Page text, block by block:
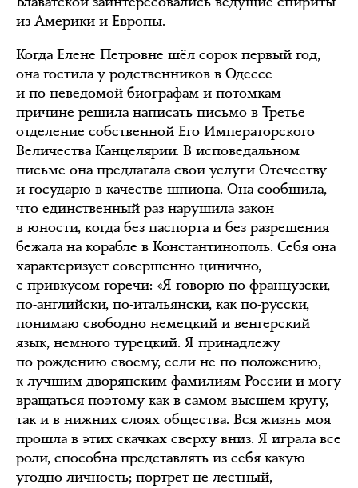
из Америки и Европы.
Когда Елене Петровне шёл сорок первый год,
она гостила у родственников в Одессе
и по неведомой биографам и потомкам
причине решила написать письмо в Третье
отделение собственной Его Императорского
Величества Канцелярии. В исповедальном
письме она предлагала свои услуги Отечеству
и государю в качестве шпиона. Она сообщила,
что единственный раз нарушила закон
в юности, когда без паспорта и без разрешения
бежала на корабле в Константинополь. Себя она
характеризует совершенно цинично,
с привкусом горечи: «Я говорю по-французски,
по-английски, по-итальянски, как по-русски,
понимаю свободно немецкий и венгерский
язык, немного турецкий. Я принадлежу
по рождению своему, если не по положению,
к лучшим дворянским фамилиям России и могу
вращаться поэтому как в самом высшем кругу,
так и в нижних слоях общества. Вся жизнь моя
прошла в этих скачках сверху вниз. Я играла все
роли, способна представлять из себя какую
угодно личность; портрет не лестный,